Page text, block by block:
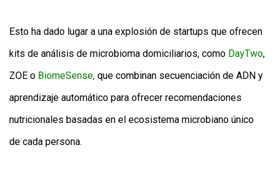
Esto ha dado lugar a una explosión de startups que ofrecen
kits de análisis de microbioma domiciliarios, como DayTwo,
ZOE o BiomeSense, que combinan secuenciación de ADN y
aprendizaje automático para ofrecer recomendaciones
nutricionales basadas en el ecosistema microbiano único
de cada persona.